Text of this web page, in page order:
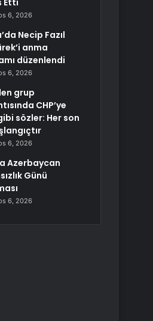
Etti
6, 2026
Necip Fazıl
anma
düzenlendi
6, 2026
grup
CHP’ye
sözler: Her son
6, 2026
Azerbaycan
Günü
6, 2026